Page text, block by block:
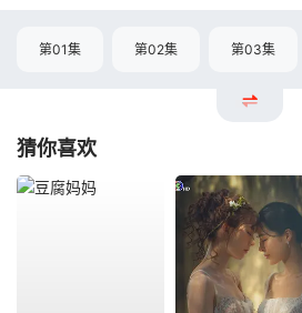
第01集 第02集 第03集
猜你喜欢